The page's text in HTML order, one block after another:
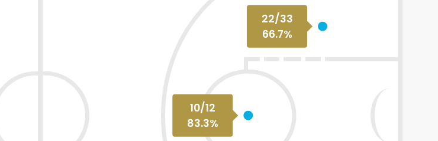
22/33
66.7%
10/12
83.3%